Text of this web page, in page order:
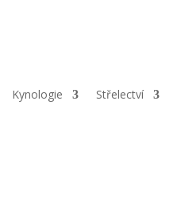
Kynologie Střelectví